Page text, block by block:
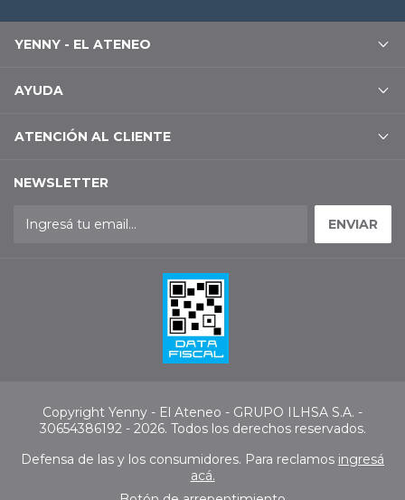
YENNY - EL ATENEO
AYUDA
ATENCIÓN AL CLIENTE
NEWSLETTER
Copyright Yenny - El Ateneo - GRUPO ILHSA S.A. -
30654386192 - 2026. Todos los derechos reservados.
Defensa de las y los consumidores. Para reclamos ingresá
acá.